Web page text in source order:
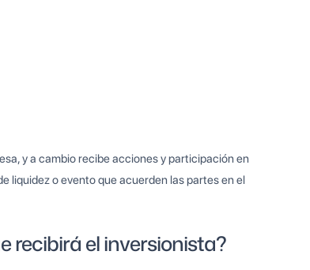
y a cambio recibe acciones y participación en
liquidez o evento que acuerden las partes en el
recibirá el inversionista?